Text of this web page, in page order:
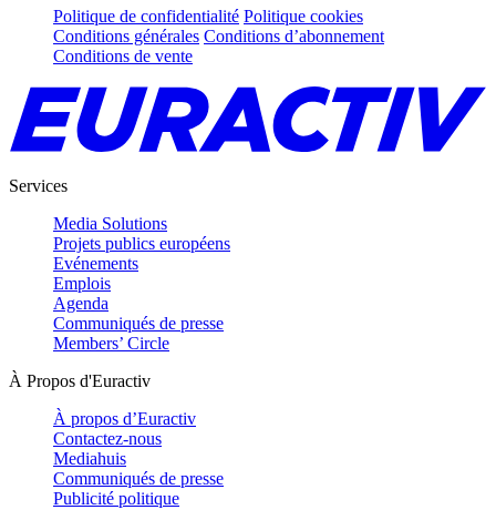
Politique de confidentialité Politique cookies
Conditions générales Conditions d’abonnement
Conditions de vente
Services
Media Solutions
Projets publics européens
Evénements
Emplois
Agenda
Communiqués de presse
Members’ Circle
À Propos d'Euractiv
À propos d’Euractiv
Contactez-nous
Mediahuis
Communiqués de presse
Publicité politique